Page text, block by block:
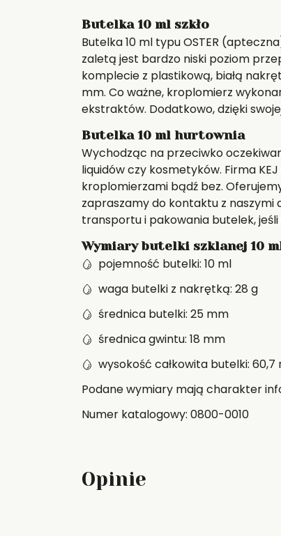
Butelka 10 ml szkło
Butelka 10 ml typu OSTER
zaletą jest bardzo niski poziom
komplecie z plastikową, białą
mm. Co ważne, kroplomierz
ekstraktów. Dodatkowo, dzięki
Butelka 10 ml hurtownia
Wychodząc na przeciwko
liquidów czy kosmetyków. Firma
kroplomierzami bądź bez.
zapraszamy do kontaktu z naszymi
transportu i pakowania butelek,
Wymiary butelki szklanej 10
pojemność butelki: 10 ml
waga butelki z nakrętką: 28 g
średnica butelki: 25 mm
średnica gwintu: 18 mm
wysokość całkowita butelki: 60,7
Podane wymiary mają charakter
Numer katalogowy: 0800-0010
Opinie